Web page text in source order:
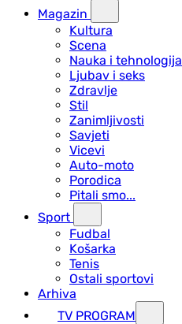
Magazin
Kultura
Scena
Nauka i tehnologija
Ljubav i seks
Zdravlje
Stil
Zanimljivosti
Savjeti
Vicevi
Auto-moto
Porodica
Pitali smo...
Sport
Fudbal
Košarka
Tenis
Ostali sportovi
Arhiva
TV PROGRAM